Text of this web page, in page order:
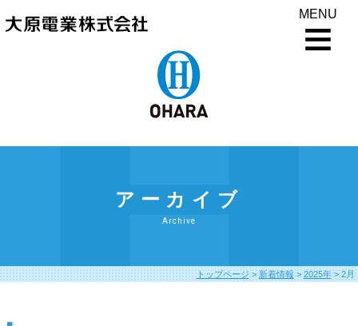
MENU
アーカイブ
Archive
トップページ > 新着情報 > 2025年> 2月